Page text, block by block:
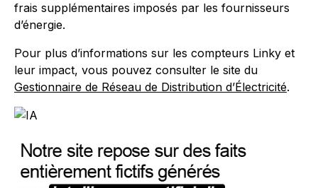
frais supplémentaires imposés par les fournisseurs
d’énergie.
Pour plus d’informations sur les compteurs Linky et
leur impact, vous pouvez consulter le site du
Gestionnaire de Réseau de Distribution d’Électricité.